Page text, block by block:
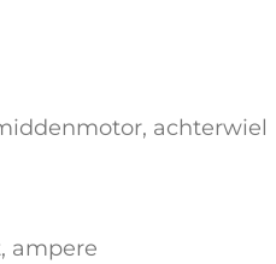
achterwiel
ampere